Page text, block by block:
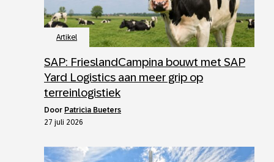
Artikel
SAP: FrieslandCampina bouwt met SAP
Yard Logistics aan meer grip op
terreinlogistiek
door Patricia Bueters
27 juli 2026